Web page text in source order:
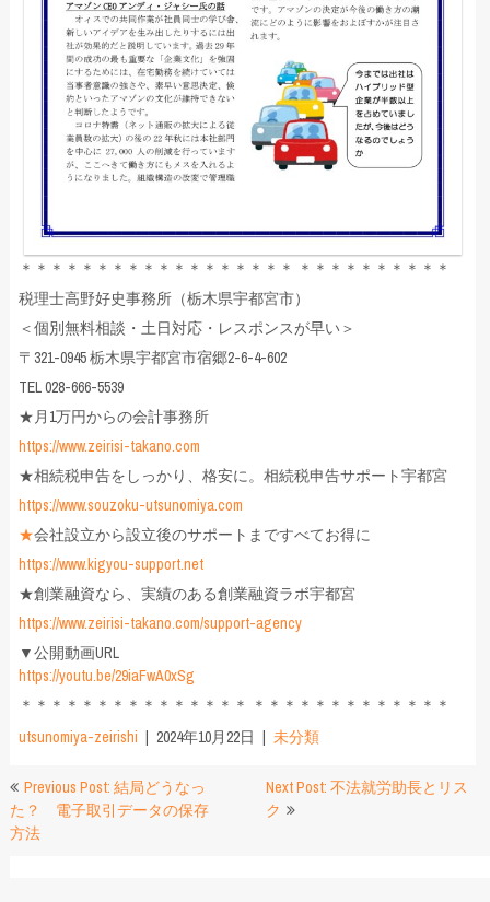
＊＊＊＊＊＊＊＊＊＊＊＊＊＊＊＊＊＊ ＊＊＊＊＊＊＊＊＊＊
税理士高野好史事務所（栃木県宇都宮市）
＜個別無料相談・土日対応・レスポンスが早い＞
〒321-0945 栃木県宇都宮市宿郷2-6-4-602
TEL 028-666-5539
★月1万円からの会計事務所
https://www.zeirisi-takano.com
★相続税申告をしっかり、格安に。相続税申告サポート宇都宮
https://www.souzoku-utsunomiya.com
★会社設立から設立後のサポートまですべてお得に
https://www.kigyou-support.net
★創業融資なら、実績のある創業融資ラボ宇都宮
https://www.zeirisi-takano.com/support-agency
▼公開動画URL
https://youtu.be/29iaFwA0xSg
＊＊＊＊＊＊＊＊＊＊＊＊＊＊＊ ＊＊＊＊＊＊＊＊＊＊＊＊＊
utsunomiya-zeirishi
2024年10月22日 未分類
投
稿
Previous Post: 結局どうなっ
た？ 電子取引データの保存
方法
Next Post: 不法就労助長とリス
ク